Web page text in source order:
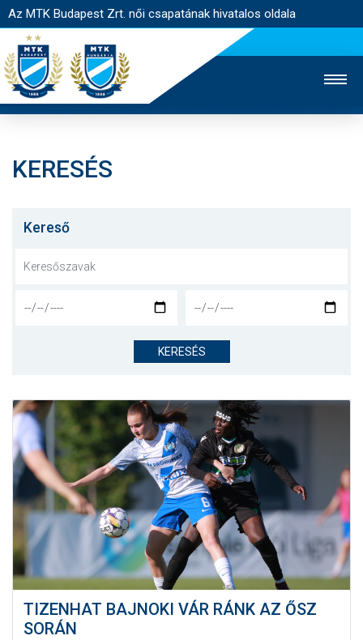
Az MTK Budapest Zrt. női csapatának hivatalos oldala
JEGYÉRTÉKESÍTÉS
NYITÓLAP
CSAPAT
JELENTKEZÉS
KLUB
GALÉRIA
SZURKOLÓI ÉLMÉNYEK
SAJTÓ
KERESÉS
Kereső
KERESÉS
TIZENHAT BAJNOKI VÁR RÁNK AZ ŐSZ
SORÁN